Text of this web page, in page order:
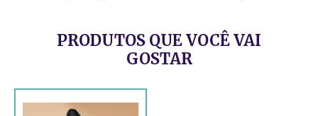
PRODUTOS QUE VOCÊ VAI
GOSTAR